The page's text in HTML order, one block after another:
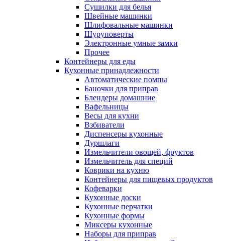
Сушилки для белья
Швейные машинки
Шлифовальные машинки
Шуруповерты
Электронные умные замки
Прочее
Контейнеры для еды
Кухонные принадлежности
Автоматические помпы
Баночки для приправ
Блендеры домашние
Вафельницы
Весы для кухни
Взбиватели
Диспенсеры кухонные
Дуршлаги
Измельчители овощей, фруктов
Измельчитель для специй
Коврики на кухню
Контейнеры для пищевых продуктов
Кофеварки
Кухонные доски
Кухонные перчатки
Кухонные формы
Миксеры кухонные
Наборы для приправ